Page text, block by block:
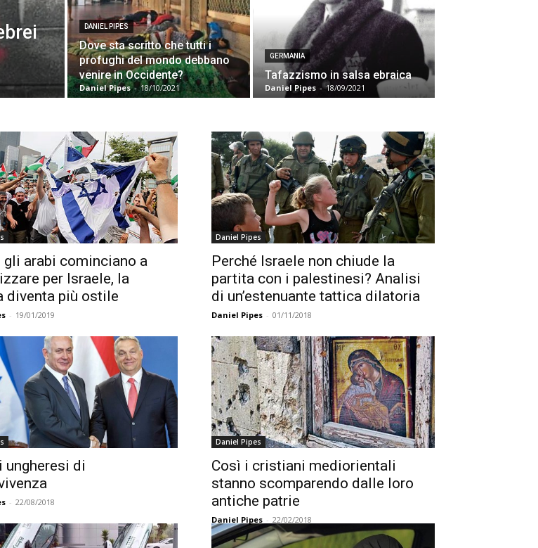
DANIEL PIPES
Dove sta scritto che tutti i
profughi del mondo debbano
venire in Occidente?
Daniel Pipes - 18/10/2021
GERMANIA
Tafazzismo in salsa ebraica
Daniel Pipes - 18/09/2021
gli arabi cominciano a
per Israele, la
diventa più ostile
- 19/01/2019
Daniel Pipes
Perché Israele non chiude la
partita con i palestinesi? Analisi
di un’estenuante tattica dilatoria
Daniel Pipes - 01/11/2018
ungheresi di
- 22/08/2018
Daniel Pipes
Così i cristiani mediorientali
stanno scomparendo dalle loro
antiche patrie
Daniel Pipes - 22/02/2018